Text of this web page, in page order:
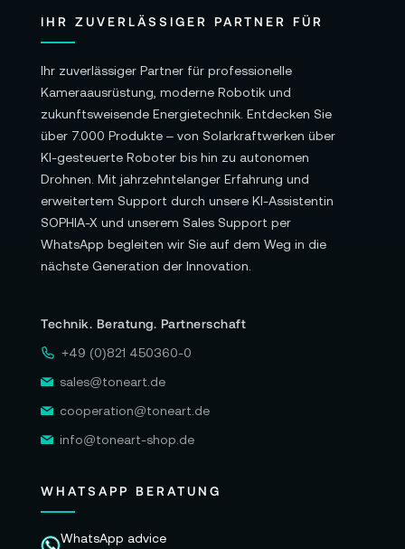
IHR ZUVERLÄSSIGER PARTNER FÜR
Ihr zuverlässiger Partner für professionelle
Kameraausrüstung, moderne Robotik und
zukunftsweisende Energietechnik. Entdecken Sie
über 7.000 Produkte – von Solarkraftwerken über
KI-gesteuerte Roboter bis hin zu autonomen
Drohnen. Mit jahrzehntelanger Erfahrung und
erweitertem Support durch unsere KI-Assistentin
SOPHIA-X und unserem Sales Support per
WhatsApp begleiten wir Sie auf dem Weg in die
nächste Generation der Innovation.
Technik. Beratung. Partnerschaft
+49 (0)821 450360-0
sales@toneart.de
cooperation@toneart.de
info@toneart-shop.de
WHATSAPP BERATUNG
WhatsApp advice